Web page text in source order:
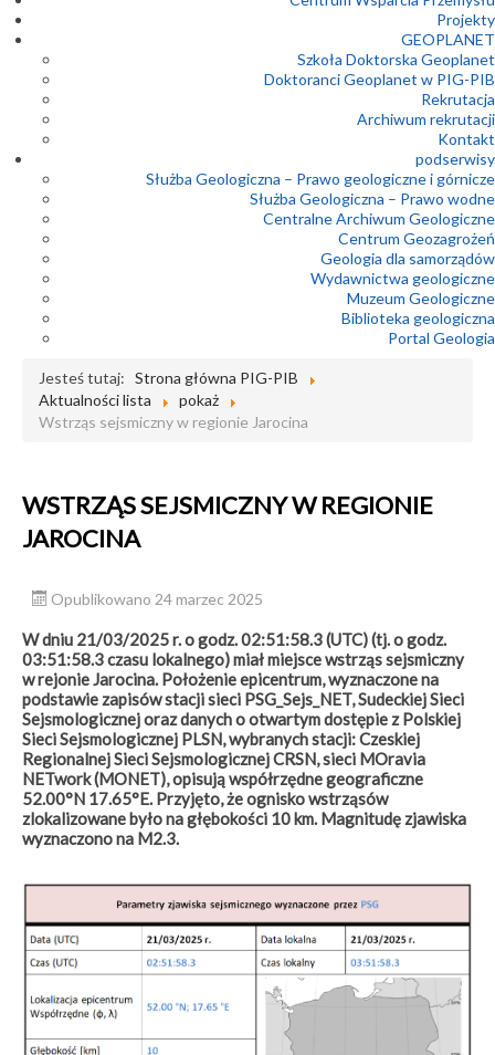
Projekty
GEOPLANET
Szkoła Doktorska Geoplanet
Doktoranci Geoplanet w PIG-PIB
Rekrutacja
Archiwum rekrutacji
Kontakt
podserwisy
Służba Geologiczna – Prawo geologiczne i górnicze
Służba Geologiczna – Prawo wodne
Centralne Archiwum Geologiczne
Centrum Geozagrożeń
Geologia dla samorządów
Wydawnictwa geologiczne
Muzeum Geologiczne
Biblioteka geologiczna
Portal Geologia
Jesteś tutaj: Strona główna PIG-PIB
Aktualności lista
pokaż
Wstrząs sejsmiczny w regionie Jarocina
WSTRZĄS SEJSMICZNY W REGIONIE
JAROCINA
Opublikowano 24 marzec 2025
W dniu 21/03/2025 r. o godz. 02:51:58.3 (UTC) (tj. o godz.
03:51:58.3 czasu lokalnego) miał miejsce wstrząs sejsmiczny
w rejonie Jarocina. Położenie epicentrum, wyznaczone na
podstawie zapisów stacji sieci PSG_Sejs_NET, Sudeckiej Sieci
Sejsmologicznej oraz danych o otwartym dostępie z Polskiej
Sieci Sejsmologicznej PLSN, wybranych stacji: Czeskiej
Regionalnej Sieci Sejsmologicznej CRSN, sieci MOravia
NETwork (MONET), opisują współrzędne geograficzne
52.00°N 17.65°E. Przyjęto, że ognisko wstrząsów
zlokalizowane było na głębokości 10 km. Magnitudę zjawiska
wyznaczono na M2.3.